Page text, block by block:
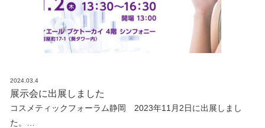
2024.03.4
展示会に出展しました
コスメティックフォーラム静岡 2023年11月2日に出展しまし
た。…